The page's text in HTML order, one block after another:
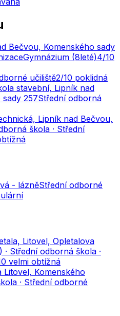
Bečvou, Komenského sady
Gymnázium (8leté)4/10
učiliště2/10 poklidná
stavební, Lipník nad
257Střední odborná
Lipník nad Bečvou,
škola · Střední
- lázněStřední odborné
Litovel, Opletalova
Střední odborná škola ·
velmi obtížná
Komenského
· Střední odborné